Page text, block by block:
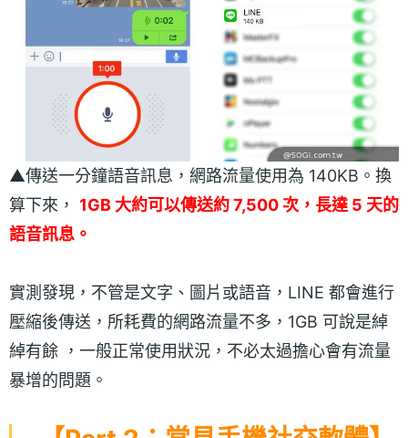
▲傳送一分鐘語音訊息，網路流量使用為 140KB。換
算下來， 1GB 大約可以傳送約 7,500 次，長達 5 天的
語音訊息。
實測發現，不管是文字、圖片或語音，LINE 都會進行
壓縮後傳送，所耗費的網路流量不多，1GB 可說是綽
綽有餘 ，一般正常使用狀況，不必太過擔心會有流量
暴增的問題。